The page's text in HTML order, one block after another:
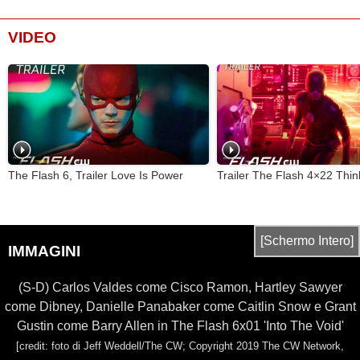
Gerry South
...
Night Manager
Neil Webb
Kayla Compton
...
Alexa Barajas
...
Esperanza Garcia
Ken Camroux-
Taylor
... Giudice Hankerson
Kunal Jaggi ...
Steven Lee
VIDEO
The Flash 6, Trailer Love Is Power Trailer The Flash 4×22
IMMAGINI
[Schermo Intero]
(S-D) Carlos Valdes come Cisco Ramon, Hartley Sawyer
come Dibney, Danielle Panabaker come Caitlin Snow e Grant
Gustin come Barry Allen in The Flash 6x01 'Into The Void'
[credit: foto di Jeff Weddell/The CW; Copyright 2019 The CW Network,